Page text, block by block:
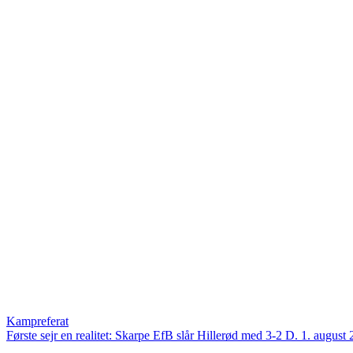
Kampreferat
Første sejr en realitet: Skarpe EfB slår Hillerød med 3-2 D. 1. august